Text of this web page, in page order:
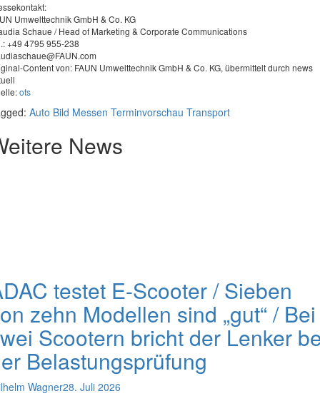
Umwelttechnik GmbH & Co. KG
Schaue / Head of Marketing & Corporate Communications
+49 4795 955-238
Content von: FAUN Umwelttechnik GmbH & Co. KG, übermittelt durch news
ots
Auto Bild Messen Terminvorschau Transport
News
testet E-Scooter / Sieben
zehn Modellen sind „gut“ / Bei
Scootern bricht der Lenker
Belastungsprüfung
Wagner28. Juli 2026